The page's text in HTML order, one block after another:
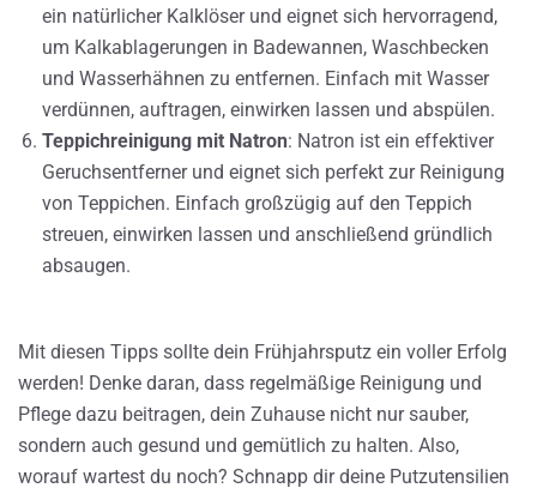
ein natürlicher Kalklöser und eignet sich hervorragend,
um Kalkablagerungen in Badewannen, Waschbecken
und Wasserhähnen zu entfernen. Einfach mit Wasser
verdünnen, auftragen, einwirken lassen und abspülen.
Teppichreinigung mit Natron: Natron ist ein effektiver
Geruchsentferner und eignet sich perfekt zur Reinigung
von Teppichen. Einfach großzügig auf den Teppich
streuen, einwirken lassen und anschließend gründlich
absaugen.
Mit diesen Tipps sollte dein Frühjahrsputz ein voller Erfolg
werden! Denke daran, dass regelmäßige Reinigung und
Pflege dazu beitragen, dein Zuhause nicht nur sauber,
sondern auch gesund und gemütlich zu halten. Also,
worauf wartest du noch? Schnapp dir deine Putzutensilien